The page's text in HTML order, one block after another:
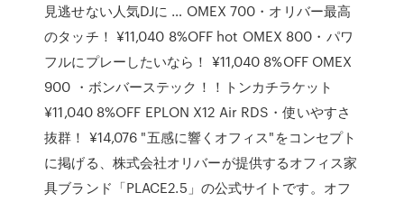
見逃せない人気DJに … OMEX 700・オリバー最高
のタッチ！ ¥11,040 8%OFF hot OMEX 800・パワ
フルにプレーしたいなら！ ¥11,040 8%OFF OMEX
900 ・ボンバーステック！！トンカチラケット
¥11,040 8%OFF EPLON X12 Air RDS・使いやすさ
抜群！ ¥14,076 "五感に響くオフィス"をコンセプト
に掲げる、株式会社オリバーが提供するオフィス家
具ブランド「PLACE2.5」の公式サイトです。オフ